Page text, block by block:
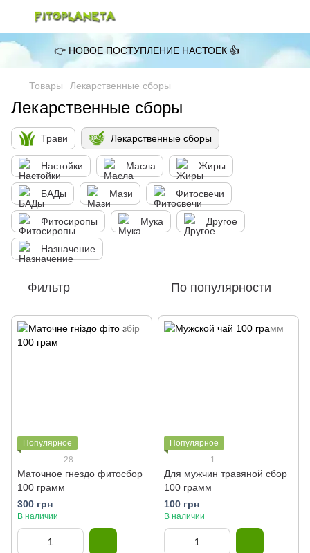
👉 НОВОЕ ПОСТУПЛЕНИЕ НАСТОЕК 👍
Товары Лекарственные сборы
Лекарственные сборы
Трави Лекарственные сборы
Настойки Масла Жиры
БАДы Мази Фитосвечи
Фитосиропы Мука Другое
Назначение
Фильтр По популярности
Популярное
28
Маточное гнездо фитосбор
100 грамм
300 грн
В наличии
Популярное
1
Для мужчин травяной сбор
100 грамм
100 грн
В наличии